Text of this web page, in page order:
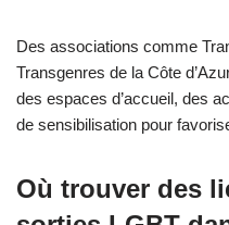
Des associations comme
Transgenres de la Côte
des espaces d’accueil, des
de sensibilisation pour
Où trouver des